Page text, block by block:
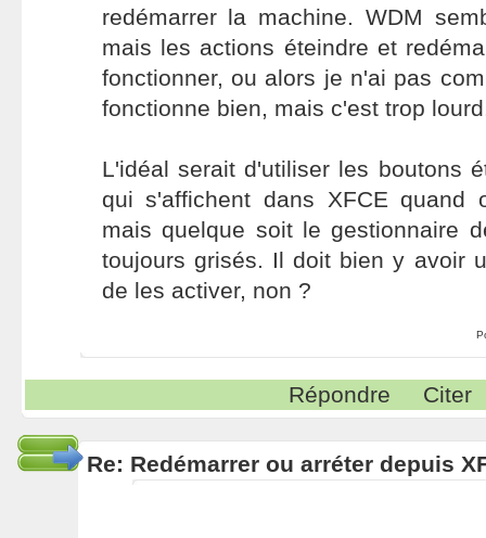
redémarrer la machine. WDM
mais les actions éteindre et
fonctionner, ou alors je n'ai pas
fonctionne bien, mais c'est trop
L'idéal serait d'utiliser les boutons
qui s'affichent dans XFCE quand
mais quelque soit le gestionnaire
toujours grisés. Il doit bien y avoir
de les activer, non ?
Répondre Citer
Re: Redémarrer ou arréter depuis